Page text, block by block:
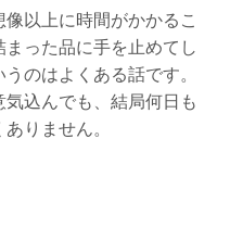
以上に時間がかかるこ
った品に手を止めてし
のはよくある話です。
気込んでも、結局何日も
りません。